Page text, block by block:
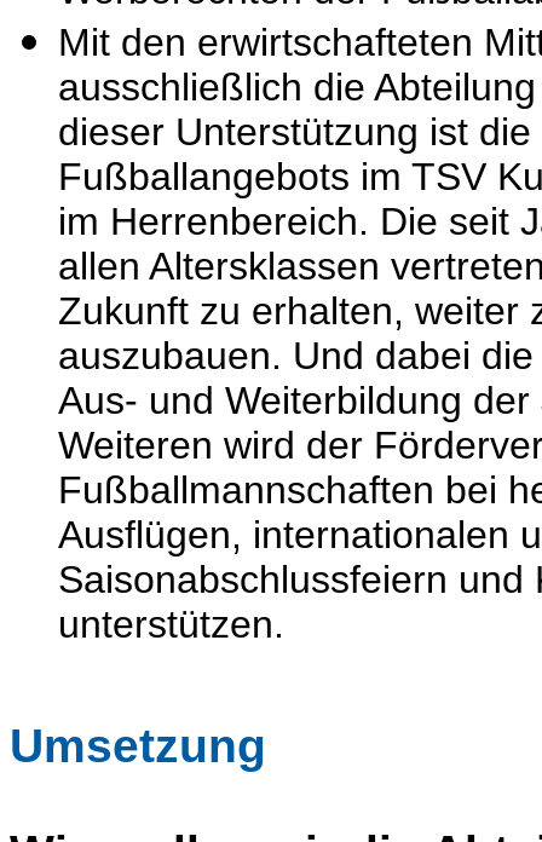
Mit den erwirtschafteten
ausschließlich die
dieser Unterstützung ist
Fußballangebots im TSV
im Herrenbereich. Die seit
allen Altersklassen
Zukunft zu erhalten, weiter
auszubauen. Und dabei
Aus- und Weiterbildung
Weiteren wird der
Fußballmannschaften bei
Ausflügen, internationalen
Saisonabschlussfeiern
unterstützen.
Umsetzung